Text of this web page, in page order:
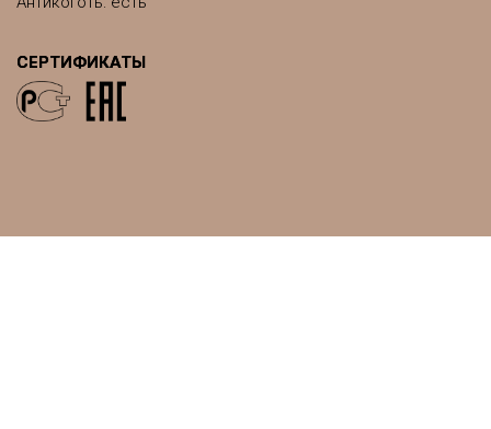
СЕРТИФИКАТЫ